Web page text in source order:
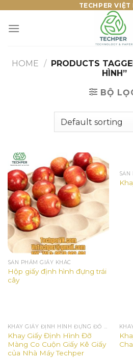
content
TECHPER VIỆT
HOME / PRODUCTS
HÌNH”
BỘ
SẢN PHẨM GIẤY KHÁC
Hộp giấy định hình đựng trái
cây
SẢN
KHAY GIẤY ĐỊNH HÌNH ĐỰNG ĐỒ ĐIỆN GIA DỤNG
Khay Giấy Định Hình Đỡ
Màng Co Cuộn Giấy Kê Giấy
của Nhà Máy Techper